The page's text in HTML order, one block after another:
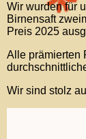
Wir wurden für
Birnensaft
Preis 2025
Alle prämierten
Wir sind stolz